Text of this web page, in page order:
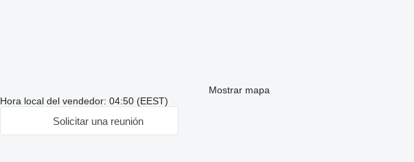
Mostrar mapa
Hora local del vendedor: 04:50 (EEST)
Solicitar una reunión